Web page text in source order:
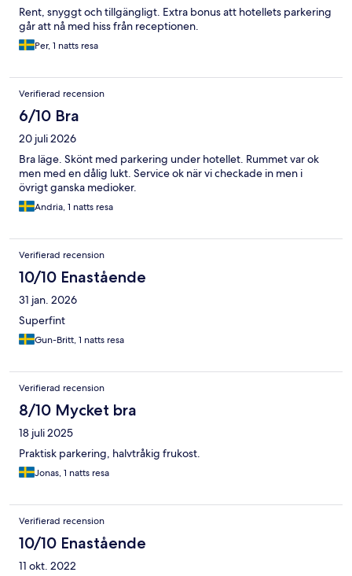
Rent, snyggt och tillgängligt. Extra bonus att hotellets parkering
går att nå med hiss från receptionen.
Per, 1 natts resa
Verifierad recension
6/10 Bra
20 juli 2026
Bra läge. Skönt med parkering under hotellet. Rummet var ok
men med en dålig lukt. Service ok när vi checkade in men i
övrigt ganska medioker.
Andria, 1 natts resa
Verifierad recension
10/10 Enastående
31 jan. 2026
Superfint
Gun-Britt, 1 natts resa
Verifierad recension
8/10 Mycket bra
18 juli 2025
Praktisk parkering, halvtråkig frukost.
Jonas, 1 natts resa
Verifierad recension
10/10 Enastående
11 okt. 2022